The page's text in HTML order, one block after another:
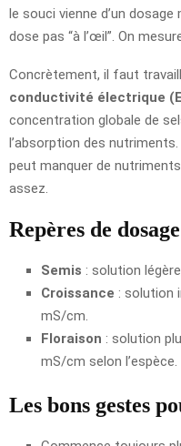
le souci vienne d’un
dose pas “à l’œil”. On
Concrètement, il faut
conductivité électrique
concentration globale de
l’absorption des nutriments.
peut manquer de
assez.
Repères de
Semis : solution
Croissance : solution
mS/cm.
Floraison : solution
mS/cm selon l’espèce.
Les bons gestes